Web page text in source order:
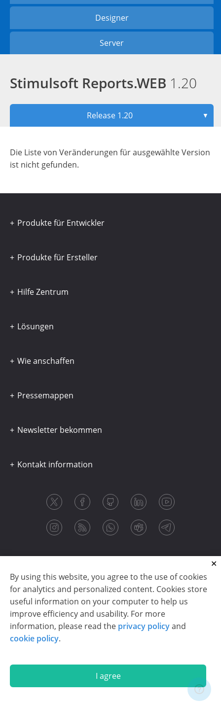
Designer
Server
Stimulsoft Reports.WEB 1.20
Release 1.20 ▼
Die Liste von Veränderungen für ausgewählte Version
ist nicht gefunden.
By using this website, you agree to the use of cookies
for analytics and personalized content. Cookies store
useful information on your computer to help us
improve efficiency and usability. For more
information, please read the privacy policyand
cookie policy.
I agree
Produkte für Entwickler
Produkte für Ersteller
Hilfe Zentrum
Lösungen
Wie anschaffen
Pressemappen
Newsletter bekommen
Kontakt information
Copyright © 2003-2026 CloudReports sp. z o.o. (dba
Stimulsoft). All rights reserved.
En De